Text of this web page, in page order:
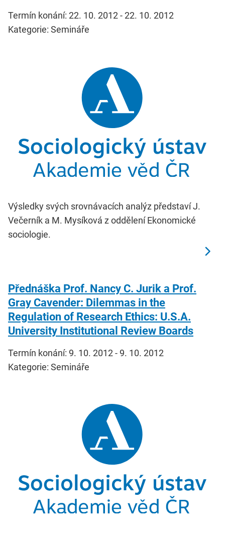
Termín konání: 22. 10. 2012 - 22. 10. 2012
Kategorie: Semináře
Výsledky svých srovnávacích analýz představí J.
Večerník a M. Mysíková z oddělení Ekonomické
sociologie.
Přednáška Prof. Nancy C. Jurik a Prof.
Gray Cavender: Dilemmas in the
Regulation of Research Ethics: U.S.A.
University Institutional Review Boards
Termín konání: 9. 10. 2012 - 9. 10. 2012
Kategorie: Semináře